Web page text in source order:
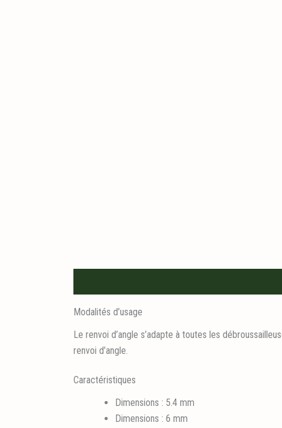
Modalités d’usage
Le renvoi d’angle s’adapte à toutes les
renvoi d’angle.
Caractéristiques
Dimensions : 5.4 mm
Dimensions : 6 mm